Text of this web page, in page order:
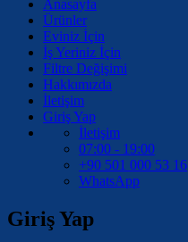
Anasayfa
Ürünler
Eviniz İçin
İş Yeriniz İçin
Filtre Değişimi
Hakkımızda
İletişim
Giriş Yap
İletişim
07:00 - 19:00
+90 501 000 53 16
WhatsApp
Giriş Yap